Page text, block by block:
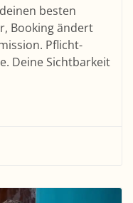
besten
Booking ändert
Pflicht-
Deine Sichtbarkeit